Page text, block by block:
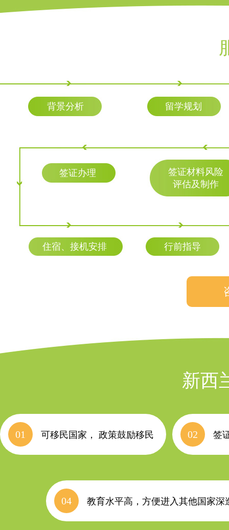
背景分析 留学规划
签证办理
签证材料风险
评估及制作
住宿、接机安排 行前指导
新西
01 可移民国家， 政策鼓励移民 02 签
04 教育水平高，方便进入其他国家深